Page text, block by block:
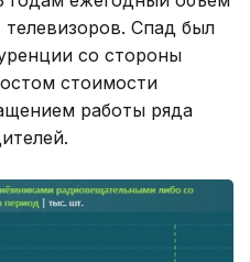
телевизоров. Спад был
со стороны
стоимости
работы ряда